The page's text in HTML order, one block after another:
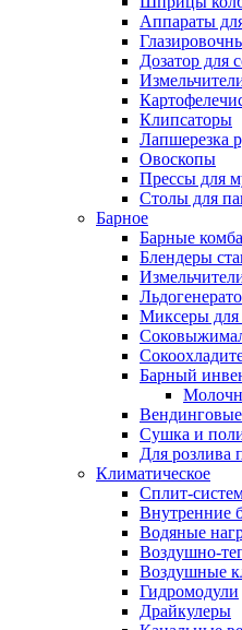
Аппараты
Дозатор для
Клипсаторы
Лапшерезка
Овоскопы
Прессы для
Столы для
Барное
Барные
Блендеры
Миксеры для
Барный
Сушка и
Для розлива
Климатическое
Сплит-
Внутренние
Водяные
Воздушно-
Воздушные
Гидромодули
Драйкулеры